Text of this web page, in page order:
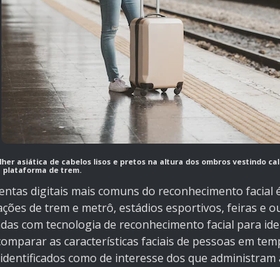
asiática de cabelos lisos e pretos na altura dos ombros vestindo
plataforma de trem.
digitais mais comuns do reconhecimento facial
de trem e metrô, estádios esportivos, feiras e
com tecnologia de reconhecimento facial para
as características faciais de pessoas em
como de interesse dos que